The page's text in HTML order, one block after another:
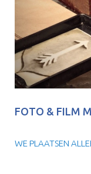
FOTO & FILM
WE PLAATSEN